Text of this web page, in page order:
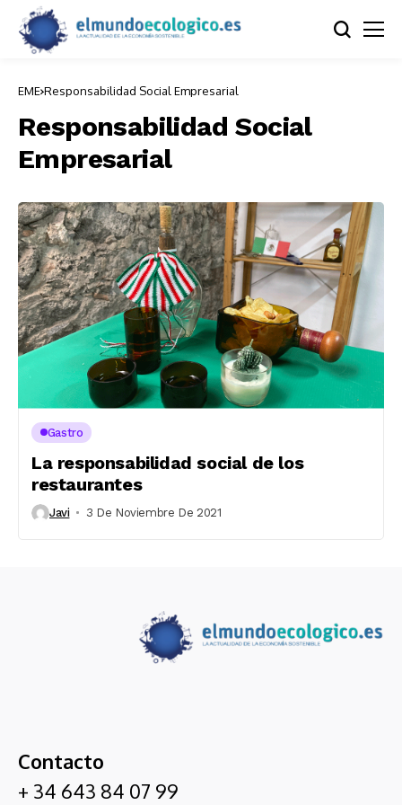
EME Responsabilidad Social Empresarial
Responsabilidad Social
Empresarial
Gastro
La responsabilidad social de los
restaurantes
Javi 3 De Noviembre De 2021
Contacto
+ 34 643 84 07 99